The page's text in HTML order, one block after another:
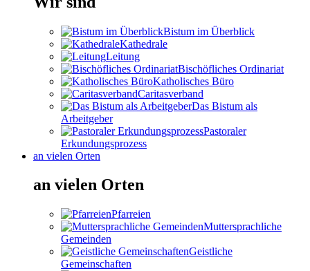
Bistum im Überblick
Kathedrale
Leitung
Bischöfliches Ordinariat
Katholisches Büro
Caritasverband
Das Bistum als
Arbeitgeber
Pastoraler
Erkundungsprozess
an vielen Orten
an vielen Orten
Pfarreien
Muttersprachliche
Gemeinden
Geistliche
Gemeinschaften